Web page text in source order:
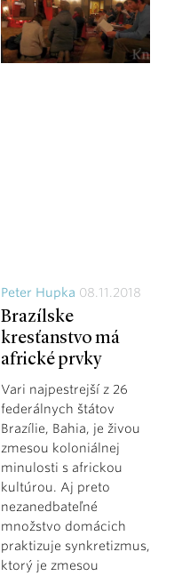
Peter Hupka 08.11.2018
Brazílske
kresťanstvo má
africké prvky
Vari najpestrejší z 26
federálnych štátov
Brazílie, Bahia, je živou
zmesou koloniálnej
minulosti s africkou
kultúrou. Aj preto
nezanedbateľné
množstvo domácich
praktizuje synkretizmus,
ktorý je zmesou